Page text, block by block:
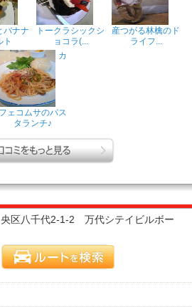
バナナ
ト
トークラシックシ
ョコラ(...
産つがる林檎のド
ライフ...
カ
フェコムサのパス
タランチ♪
央区八千代2-1-2 万代シテイビルボー